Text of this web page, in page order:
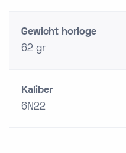
Gewicht horloge
62 gr
Kaliber
6N22